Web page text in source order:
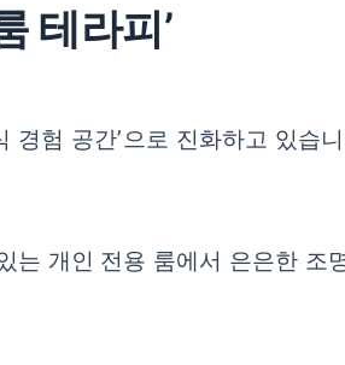
테라피’
험 공간’으로 진화하고 있습
는 개인 전용 룸에서 은은한